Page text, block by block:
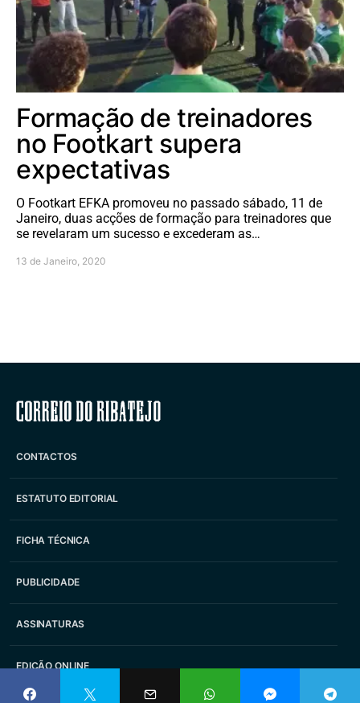
Formação de treinadores
no Footkart supera
expectativas
O Footkart EFKA promoveu no passado sábado, 11 de
Janeiro, duas acções de formação para treinadores que
se revelaram um sucesso e excederam as…
13 de Janeiro, 2020
Correio do Ribatejo
CONTACTOS
ESTATUTO EDITORIAL
FICHA TÉCNICA
PUBLICIDADE
ASSINATURAS
EDIÇÃO ONLINE